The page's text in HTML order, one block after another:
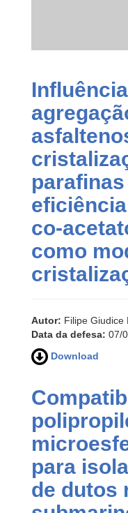
co-
como
Autor: Filipe Giudice
Data da defesa: 07/
Download
para
de dutos